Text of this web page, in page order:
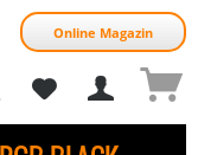
Online Magazin